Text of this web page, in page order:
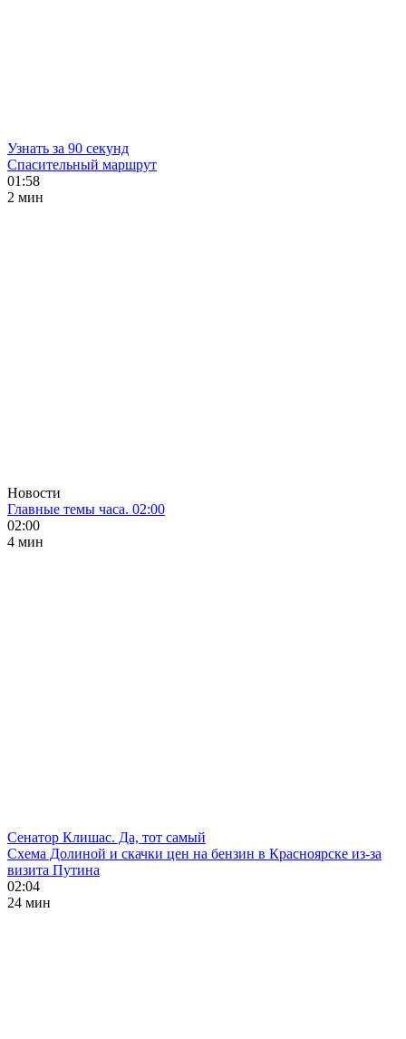
Узнать за 90 секунд
Спасительный маршрут
01:58
2 мин
Новости
Главные темы часа. 02:00
02:00
4 мин
Сенатор Клишас. Да, тот самый
Схема Долиной и скачки цен на бензин в Красноярске из-за
визита Путина
02:04
24 мин